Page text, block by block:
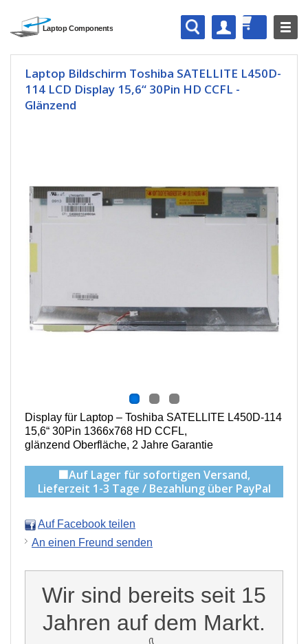
Laptop Bildschirm Toshiba SATELLITE L450D-
114 LCD Display 15,6“ 30Pin HD CCFL -
Glänzend
Display für Laptop – Toshiba SATELLITE L450D-114
15,6“ 30Pin 1366x768 HD CCFL,
g länzend Oberfläche, 2 Jahre Garantie
🟩Auf Lager für sofortigen Versand,
Lieferzeit 1-3 Tage / Bezahlung über PayPal
Auf Facebook teilen
An einen Freund senden
Wir sind bereits seit 15
Jahren auf dem Markt.